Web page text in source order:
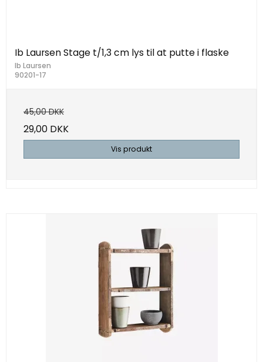
Ib Laursen Stage t/1,3 cm lys til at putte i flaske
Ib Laursen
90201-17
45,00 DKK
29,00 DKK
Vis produkt